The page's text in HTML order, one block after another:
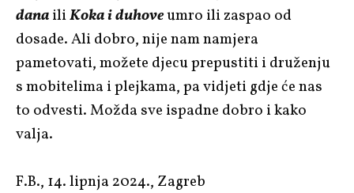
danailiKoka i duhoveumro ili zaspao od
dosade. Ali dobro, nije nam namjera
pametovati, možete djecu prepustiti i druženju
s mobitelima i plejkama, pa vidjeti gdje će nas
to odvesti. Možda sve ispadne dobro i kako
valja.
F.B., 14. lipnja 2024., Zagreb